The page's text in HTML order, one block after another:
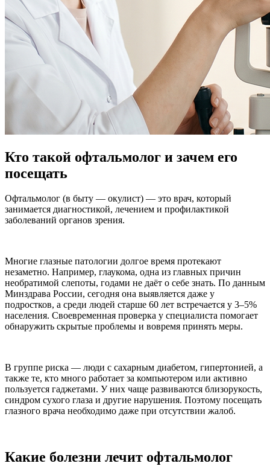
Кто такой офтальмолог и зачем его
посещать
Офтальмолог (в быту — окулист) — это врач, который
занимается диагностикой, лечением и профилактикой
заболеваний органов зрения.
Многие глазные патологии долгое время протекают
незаметно. Например, глаукома, одна из главных причин
необратимой слепоты, годами не даёт о себе знать. По данным
Минздрава России, сегодня она выявляется даже у
подростков, а среди людей старше 60 лет встречается у 3–5%
населения. Своевременная проверка у специалиста помогает
обнаружить скрытые проблемы и вовремя принять меры.
В группе риска — люди с сахарным диабетом, гипертонией, а
также те, кто много работает за компьютером или активно
пользуется гаджетами. У них чаще развиваются близорукость,
синдром сухого глаза и другие нарушения. Поэтому посещать
глазного врача необходимо даже при отсутствии жалоб.
Какие болезни лечит офтальмолог